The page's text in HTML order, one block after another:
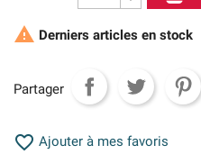
 Derniers articles en stock
Partager
 Ajouter à mes favoris